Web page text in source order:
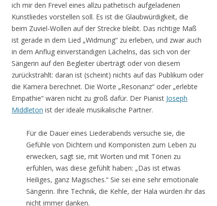
ich mir den Frevel eines allzu pathetisch aufgeladenen
Kunstliedes vorstellen soll. Es ist die Glaubwürdigkeit, die
beim Zuviel-Wollen auf der Strecke bleibt. Das richtige Maß
ist gerade in dem Lied „Widmung“ zu erleben, und zwar auch
in dem Anflug einverständigen Lächelns, das sich von der
Sängerin auf den Begleiter überträgt oder von diesem
zurückstrahlt: daran ist (scheint) nichts auf das Publikum oder
die Kamera berechnet. Die Worte „Resonanz“ oder „erlebte
Empathie“ wären nicht zu groß dafür. Der Pianist Joseph
Middleton ist der ideale musikalische Partner.
Für die Dauer eines Liederabends versuche sie, die
Gefühle von Dichtern und Komponisten zum Leben zu
erwecken, sagt sie, mit Worten und mit Tönen zu
erfühlen, was diese gefühlt haben: „Das ist etwas
Heiliges, ganz Magisches.“ Sie sei eine sehr emotionale
Sängerin. Ihre Technik, die Kehle, der Hala würden ihr das
nicht immer danken.